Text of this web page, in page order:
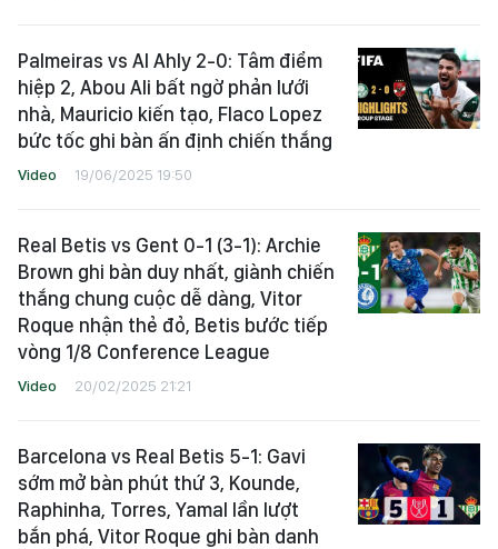
Palmeiras vs Al Ahly 2-0: Tâm điểm
hiệp 2, Abou Ali bất ngờ phản lưới
nhà, Mauricio kiến tạo, Flaco Lopez
bức tốc ghi bàn ấn định chiến thắng
Video 19/06/2025 19:50
Real Betis vs Gent 0-1 (3-1): Archie
Brown ghi bàn duy nhất, giành chiến
thắng chung cuộc dễ dàng, Vitor
Roque nhận thẻ đỏ, Betis bước tiếp
vòng 1/8 Conference League
Video 20/02/2025 21:21
Barcelona vs Real Betis 5-1: Gavi
sớm mở bàn phút thứ 3, Kounde,
Raphinha, Torres, Yamal lần lượt
bắn phá, Vitor Roque ghi bàn danh